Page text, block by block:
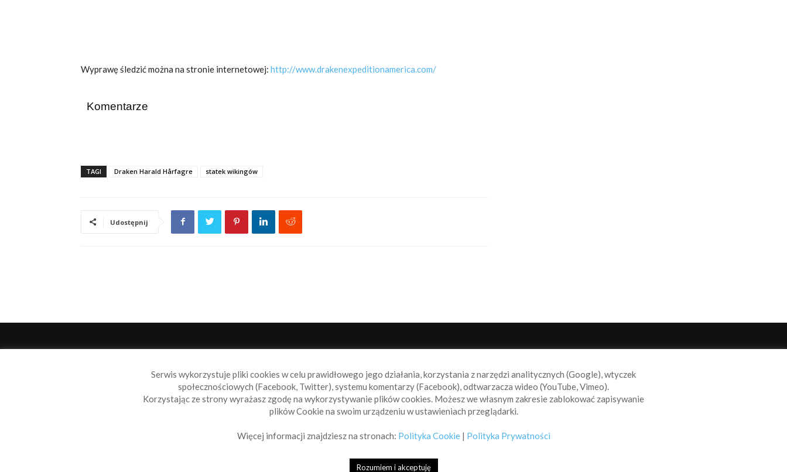
Wyprawę śledzić można na stronie internetowej: http://www.drakenexpeditionamerica.com/
Komentarze
TAGI Draken Harald Hårfagre statek wikingów
Udostępnij
Sailbook.pl to miejsce dla wszystkich, którzy szukają
aktualnych wiadomości ze świata żeglarstwa, świata
motorowodniactwa i nie tylko.
Skontaktuj się z nami:info@sailbook.pl
Serwis wykorzystuje pliki cookies w celu prawidłowego jego działania, korzystania z narzędzi analitycznych (Google), wtyczek
społecznościowych (Facebook, Twitter), systemu komentarzy (Facebook), odtwarzacza wideo (YouTube, Vimeo).
Korzystając ze strony wyrażasz zgodę na wykorzystywanie plików cookies. Możesz we własnym zakresie zablokować zapisywanie
plików Cookie na swoim urządzeniu w ustawieniach przeglądarki.
Więcej informacji znajdziesz na stronach: Polityka Cookie| Polityka Prywatności
Rozumiem i akceptuję